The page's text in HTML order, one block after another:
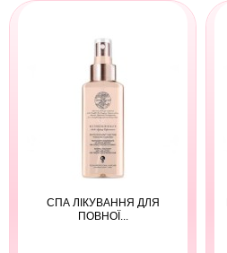
СПА ЛІКУВАННЯ ДЛЯ
ПОВНОЇ...